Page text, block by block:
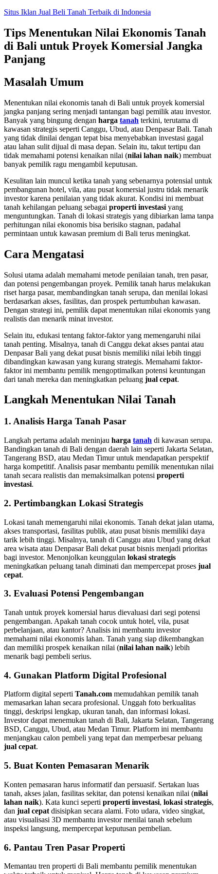
Skip
content
Situs Iklan Jual Beli Tanah Terbaik di Indonesia
Tips Menentukan Nilai Ekonomis Tanah
di Bali untuk Proyek Komersial Jangka
Panjang
Masalah Umum
Menentukan nilai ekonomis tanah di Bali untuk proyek komersial
jangka panjang sering menjadi tantangan bagi pemilik atau investor.
Banyak yang bingung dengan harga tanah terkini, terutama di
kawasan strategis seperti Canggu, Ubud, atau Denpasar Bali. Tanah
yang tidak dinilai dengan tepat bisa menyebabkan investasi gagal
atau lahan sulit dijual di masa depan. Selain itu, takut tertipu dan
tidak memahami potensi kenaikan nilai (nilai lahan naik) membuat
banyak pemilik ragu mengambil keputusan.
Kesulitan lain muncul ketika tanah yang sebenarnya potensial untuk
pembangunan hotel, vila, atau pusat komersial justru tidak menarik
investor karena penilaian yang tidak akurat. Kondisi ini membuat
tanah kehilangan peluang sebagai properti investasi yang
menguntungkan. Tanah di lokasi strategis yang dibiarkan lama tanpa
perhitungan nilai ekonomis bisa berisiko stagnan, padahal
permintaan untuk kawasan premium di Bali terus meningkat.
Cara Mengatasi
Solusi utama adalah memahami metode penilaian tanah, tren pasar,
dan potensi pengembangan proyek. Pemilik tanah harus melakukan
riset harga pasar, membandingkan tanah serupa, dan menilai lokasi
berdasarkan akses, fasilitas, dan prospek pertumbuhan kawasan.
Dengan strategi ini, pemilik dapat menentukan nilai ekonomis yang
realistis dan menarik minat investor.
Selain itu, edukasi tentang faktor-faktor yang memengaruhi nilai
tanah penting. Misalnya, tanah di Canggu dekat akses pantai atau
Denpasar Bali yang dekat pusat bisnis memiliki nilai lebih tinggi
dibandingkan kawasan yang kurang strategis. Memahami faktor-
faktor ini membantu pemilik mengoptimalkan potensi keuntungan
dari tanah mereka dan meningkatkan peluang jual cepat.
Langkah Menentukan Nilai Tanah
1. Analisis Harga Tanah Pasar
Langkah pertama adalah meninjau harga tanah di kawasan serupa.
Bandingkan tanah di Bali dengan daerah lain seperti Jakarta Selatan,
Tangerang BSD, atau Medan Timur untuk mendapatkan perspektif
harga kompetitif. Analisis pasar membantu pemilik menentukan nilai
tanah secara realistis dan memaksimalkan potensi properti
investasi.
2. Pertimbangkan Lokasi Strategis
Lokasi tanah memengaruhi nilai ekonomis. Tanah dekat jalan utama,
akses transportasi, fasilitas publik, atau pusat bisnis memiliki daya
tarik lebih tinggi. Misalnya, tanah di Canggu atau Ubud yang dekat
area wisata atau Denpasar Bali dekat pusat bisnis menjadi prioritas
bagi investor. Menonjolkan keunggulan lokasi strategis
meningkatkan peluang tanah diminati dan mempercepat proses jual
cepat.
3. Evaluasi Potensi Pengembangan
Tanah untuk proyek komersial harus dievaluasi dari segi potensi
pengembangan. Apakah tanah cocok untuk hotel, vila, pusat
perbelanjaan, atau kantor? Analisis ini membantu investor
memahami nilai ekonomis lahan. Tanah yang siap dikembangkan
dan memiliki prospek kenaikan nilai (nilai lahan naik) lebih
menarik bagi pembeli serius.
4. Gunakan Platform Digital Profesional
Platform digital seperti Tanah.com memudahkan pemilik tanah
memasarkan lahan secara profesional. Unggah foto berkualitas
tinggi, deskripsi lengkap, ukuran tanah, dan informasi lokasi.
Investor dapat menemukan tanah di Bali, Jakarta Selatan, Tangerang
BSD, Canggu, Ubud, atau Medan Timur. Platform ini membantu
menjangkau calon pembeli yang tepat dan memperbesar peluang
jual cepat.
5. Buat Konten Pemasaran Menarik
Konten pemasaran harus informatif dan persuasif. Sertakan luas
tanah, akses jalan, fasilitas sekitar, dan potensi kenaikan nilai (nilai
lahan naik). Kata kunci seperti properti investasi, lokasi strategis,
dan jual cepat disisipkan secara alami. Foto udara, video singkat,
atau visualisasi 3D membantu investor menilai tanah sebelum
inspeksi langsung, mempercepat keputusan pembelian.
6. Pantau Tren Pasar Properti
Memantau tren properti di Bali membantu pemilik menentukan